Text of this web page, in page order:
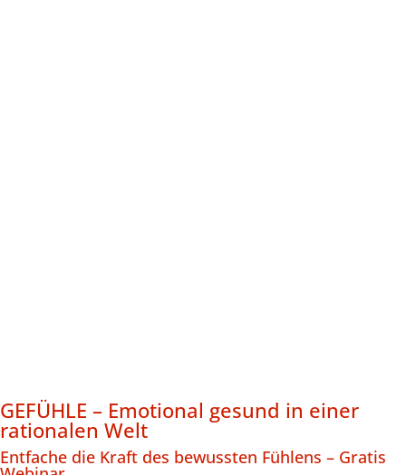
GEFÜHLE – Emotional gesund in einer
rationalen Welt
Entfache die Kraft des bewussten Fühlens – Gratis